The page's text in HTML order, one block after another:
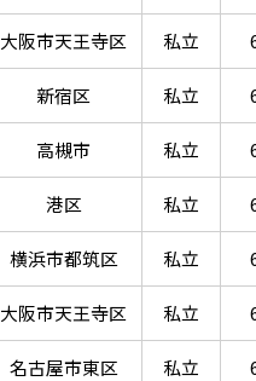
大阪市天王寺区 私立
新宿区 私立
高槻市 私立
港区 私立
横浜市都筑区 私立
大阪市天王寺区 私立
名古屋市東区 私立